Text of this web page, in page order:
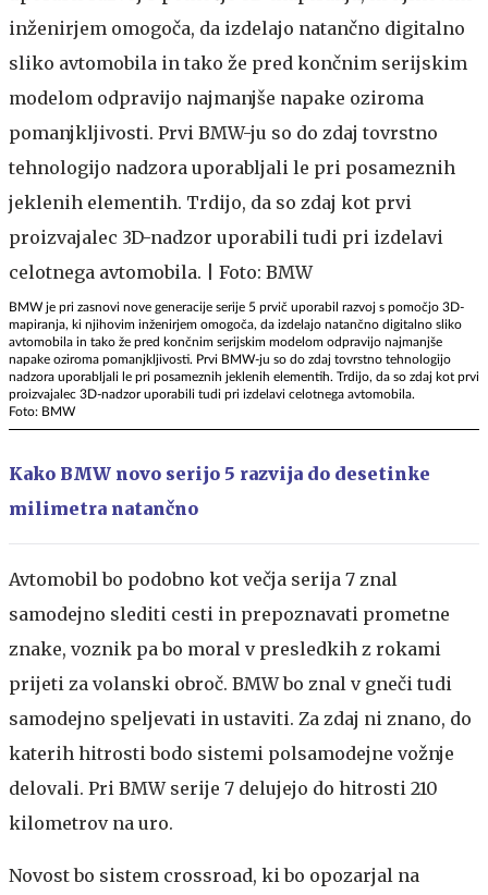
BMW je pri zasnovi nove generacije serije 5 prvič uporabil razvoj s pomočjo 3D-
mapiranja, ki njihovim inženirjem omogoča, da izdelajo natančno digitalno sliko
avtomobila in tako že pred končnim serijskim modelom odpravijo najmanjše
napake oziroma pomanjkljivosti. Prvi BMW-ju so do zdaj tovrstno tehnologijo
nadzora uporabljali le pri posameznih jeklenih elementih. Trdijo, da so zdaj kot prvi
proizvajalec 3D-nadzor uporabili tudi pri izdelavi celotnega avtomobila.
Foto: BMW
Kako BMW novo serijo 5 razvija do desetinke
milimetra natančno
Avtomobil bo podobno kot večja serija 7 znal
samodejno slediti cesti in prepoznavati prometne
znake, voznik pa bo moral v presledkih z rokami
prijeti za volanski obroč. BMW bo znal v gneči tudi
samodejno speljevati in ustaviti. Za zdaj ni znano, do
katerih hitrosti bodo sistemi polsamodejne vožnje
delovali. Pri BMW serije 7 delujejo do hitrosti 210
kilometrov na uro.
Novost bo sistem crossroad, ki bo opozarjal na